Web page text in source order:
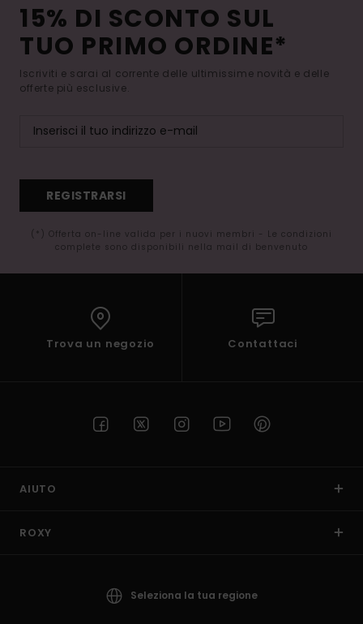
15% DI SCONTO SUL
TUO PRIMO ORDINE*
Iscriviti e sarai al corrente delle ultimissime novità e delle
offerte più esclusive.
REGISTRARSI
(*) Offerta on-line valida per i nuovi membri - Le condizioni
complete sono disponibili nella mail di benvenuto
Trova un negozio Contattaci
AIUTO
ROXY
Seleziona la tua regione